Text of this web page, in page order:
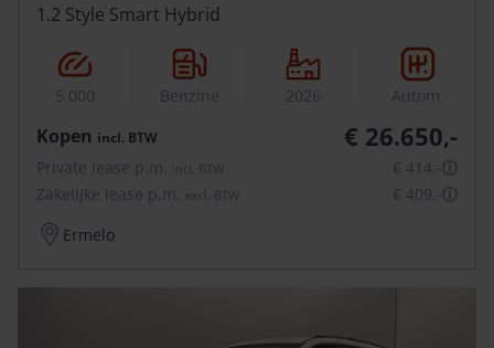
1.2 Style Smart Hybrid
5.000 Benzine 2026 Autom.
Kopen incl. BTW € 26.650,-
Private lease p.m. incl. BTW € 414,-ⓘ
Zakelijke lease p.m. excl. BTW € 409,-ⓘ
Ermelo